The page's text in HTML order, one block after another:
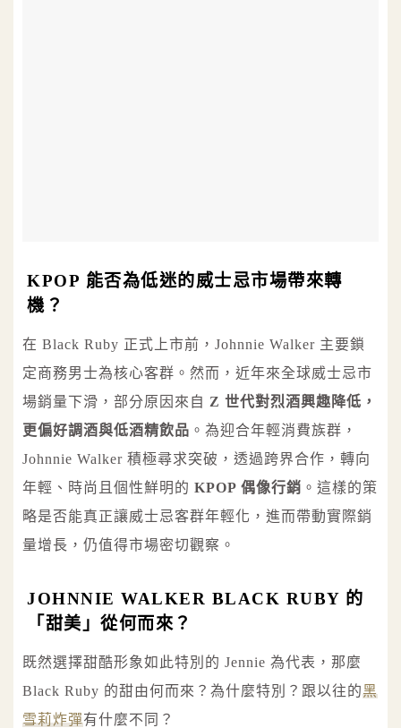
KPOP 能否為低迷的威士忌市場帶來轉
機？
在 Black Ruby 正式上市前，Johnnie Walker 主要鎖
定商務男士為核心客群。然而，近年來全球威士忌市
場銷量下滑，部分原因來自 Z 世代對烈酒興趣降低，
更偏好調酒與低酒精飲品 。為迎合年輕消費族群，
Johnnie Walker 積極尋求突破，透過跨界合作，轉向
年輕、時尚且個性鮮明的 KPOP 偶像行銷 。這樣的策
略是否能真正讓威士忌客群年輕化，進而帶動實際銷
量增長，仍值得市場密切觀察。
JOHNNIE WALKER BLACK RUBY 的
「甜美」從何而來？
既然選擇甜酷形象如此特別的 Jennie 為代表，那麼
Black Ruby 的甜由何而來？為什麼特別？跟以往的黑
雪莉炸彈有什麼不同？